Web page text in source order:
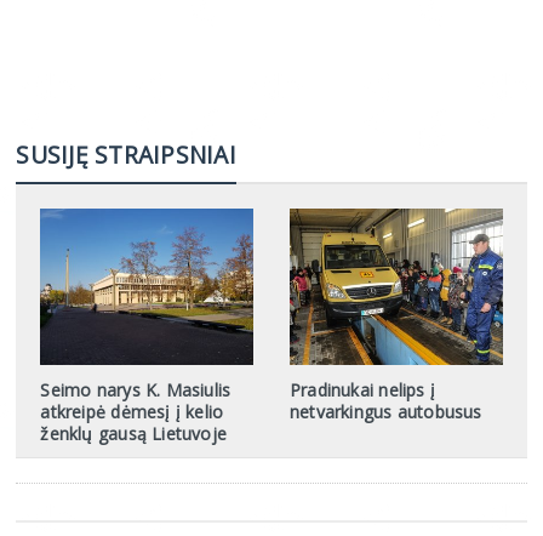
SUSIJĘ STRAIPSNIAI
Seimo narys K. Masiulis
atkreipė dėmesį į kelio
ženklų gausą Lietuvoje
Pradinukai nelips į
netvarkingus autobusus